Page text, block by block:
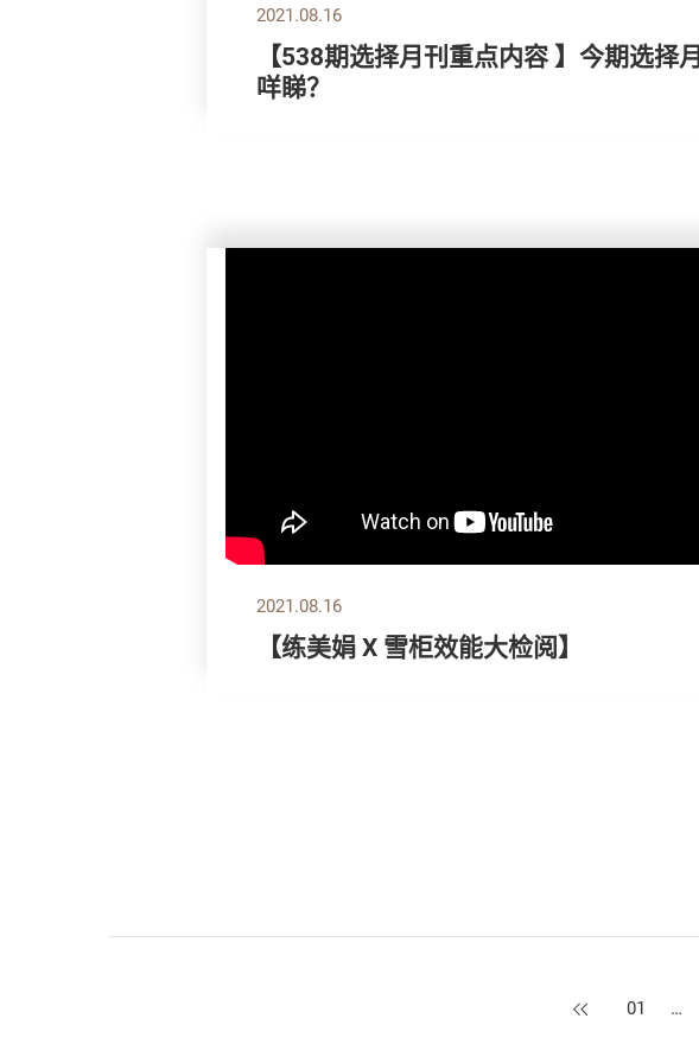
2021.08.16
【538期选择月刊重点内容 】今期选择
咩睇？
2021.08.16
【练美娟 X 雪柜效能大检阅】
上一页
01 …